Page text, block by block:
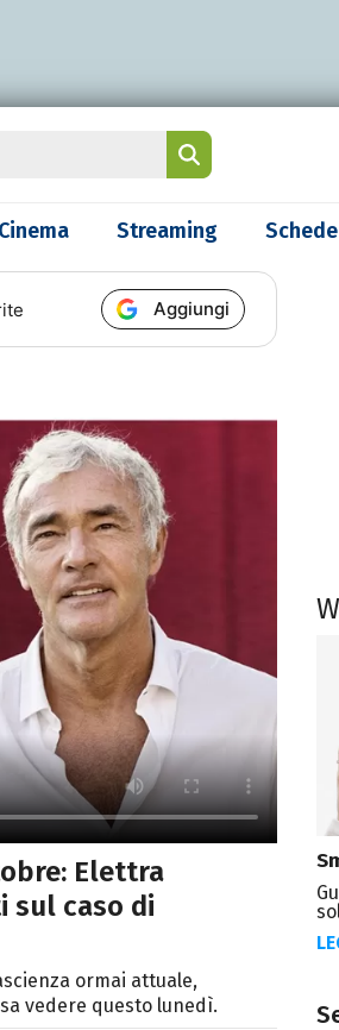
Cinema Streaming Schede
Aggiungi
Elettra
sul caso di
ormai attuale,
vedere questo lunedì.